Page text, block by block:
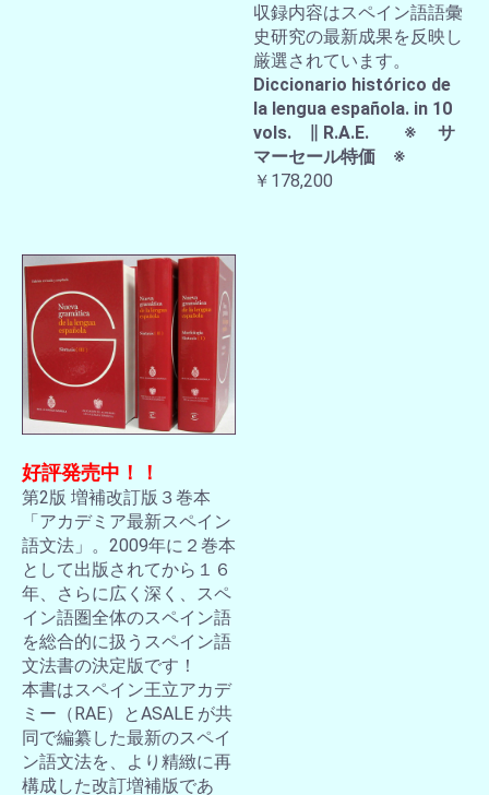
収録内容はスペイン語語彙
史研究の最新成果を反映し
厳選されています。
Diccionario histórico de
la lengua española. in 10
vols. ∥ R.A.E. ※ サ
マーセール特価 ※
￥178,200
好評発売中！！
第2版 増補改訂版３巻本
「アカデミア最新スペイン
語文法」。2009年に２巻本
として出版されてから１６
年、さらに広く深く、スペ
イン語圏全体のスペイン語
を総合的に扱うスペイン語
文法書の決定版です！
本書はスペイン王立アカデ
ミー（RAE）とASALE が共
同で編纂した最新のスペイ
ン語文法を、より精緻に再
構成した改訂増補版であ